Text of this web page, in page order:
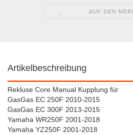
AUF DEN
Artikelbeschreibung
Rekluse Core Manual Kupplung für
GasGas EC 250F 2010-2015
GasGas EC 300F 2013-2015
Yamaha WR250F 2001-2018
Yamaha YZ250F 2001-2018